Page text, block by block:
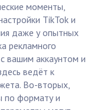
моменты,
TikTok и
даже у опытных
рекламного
вашим аккаунтом и
ведёт к
Во-вторых,
по формату и